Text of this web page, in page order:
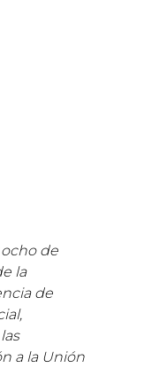
de
la
de
a la Unión